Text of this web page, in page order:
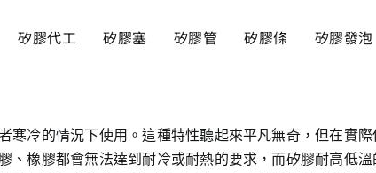
矽膠代工 矽膠塞 矽膠管 矽膠條 矽膠發泡
冷的情況下使用。這種特性聽起來平凡無奇，但在實際
橡膠都會無法達到耐冷或耐熱的要求，而矽膠耐高低